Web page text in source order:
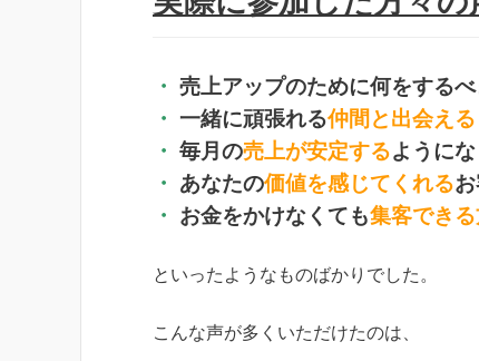
・ 売上アップのために何をする
・ 一緒に頑張れる仲間と出会える
・ 毎月の売上が安定するように
・ あなたの価値を感じてくれる
・ お金をかけなくても集客でき
といったようなものばかりでした。
こんな声が多くいただけたのは、